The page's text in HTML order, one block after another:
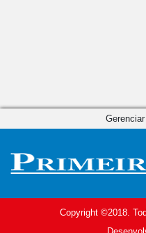
Copyright ©2018.